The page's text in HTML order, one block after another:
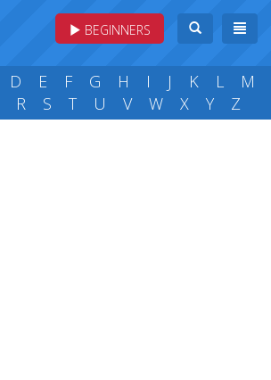
BEGINNERS
D E F G H I J K L
M
R S T U V W X Y Z